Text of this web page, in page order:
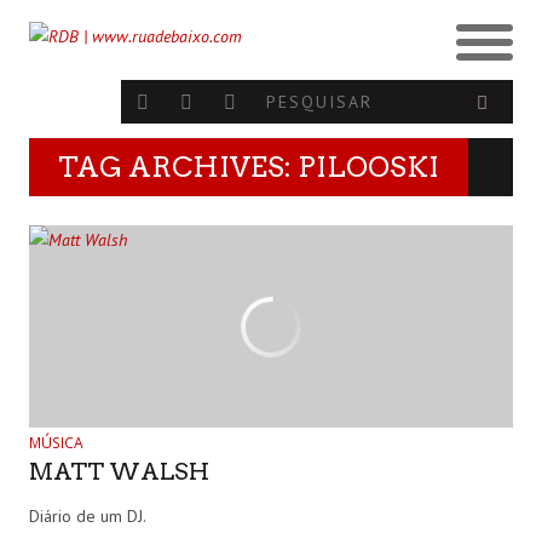
TAG ARCHIVES: PILOOSKI
MÚSICA
MATT WALSH
Diário de um DJ.